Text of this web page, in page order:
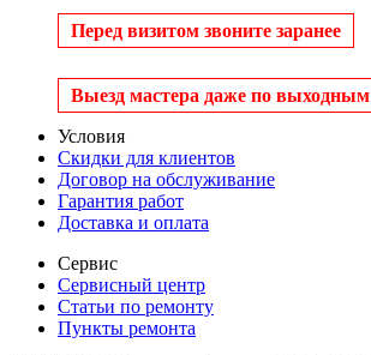
Перед визитом звоните заранее
Выезд мастера даже по выходным
Условия
Скидки для клиентов
Договор на обслуживание
Гарантия работ
Доставка и оплата
Сервис
Сервисный центр
Статьи по ремонту
Пункты ремонта